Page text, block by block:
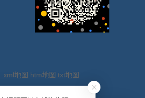
xml地图 htm地图 txt地图